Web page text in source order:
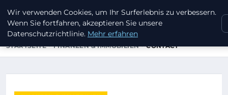
GUTSCHEINEWURST
STARTSEITE FINANZEN & IMMOBILIEN CONTACT
Wir verwenden Cookies, um Ihr Surferlebnis zu verbessern.
Wenn Sie fortfahren, akzeptieren Sie unsere
Datenschutzrichtlinie. Mehr erfahren